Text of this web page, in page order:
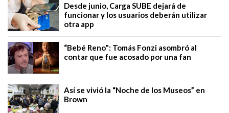
Desde junio, Carga SUBE dejará de
funcionar y los usuarios deberán utilizar
otra app
“Bebé Reno": Tomás Fonzi asombró al
contar que fue acosado por una fan
Así se vivió la “Noche de los Museos” en
Brown